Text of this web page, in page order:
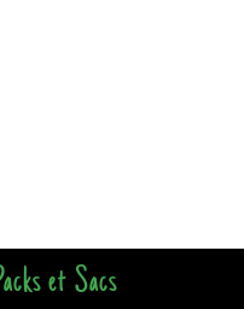
et Sacs